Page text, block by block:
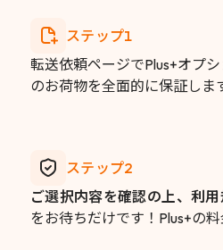
ステップ1
転送依頼ページでPlus+オプシ
のお荷物を全面的に保証しま
ステップ2
ご選択内容を確認の上、利
をお待ちだけです！Plus+の